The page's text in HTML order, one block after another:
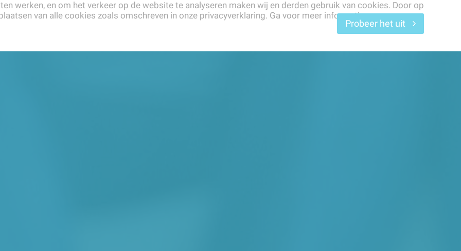
werken, en om het verkeer op de website te analyseren maken wij en derden gebruik van cookies. Door op
van alle cookies zoals omschreven in onze privacyverklaring. Ga voor meer informatie naar
de leerling Veelgestelde vragen Probeer het uit